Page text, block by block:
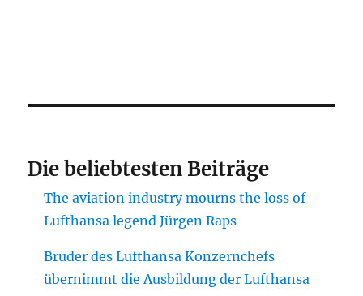
Die beliebtesten Beiträge
The aviation industry mourns the loss of
Lufthansa legend Jürgen Raps
Bruder des Lufthansa Konzernchefs
übernimmt die Ausbildung der Lufthansa